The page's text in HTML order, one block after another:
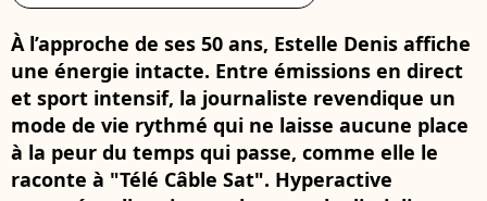
À l’approche de ses 50 ans, Estelle Denis affiche
une énergie intacte. Entre émissions en direct
et sport intensif, la journaliste revendique un
mode de vie rythmé qui ne laisse aucune place
à la peur du temps qui passe, comme elle le
raconte à "Télé Câble Sat". Hyperactive